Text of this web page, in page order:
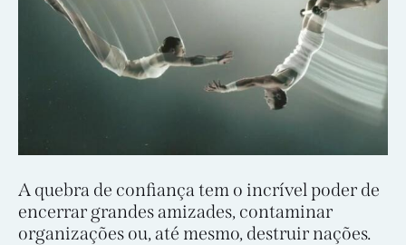
A quebra de confiança tem o incrível poder de
encerrar grandes amizades, contaminar
organizações ou, até mesmo, destruir nações.